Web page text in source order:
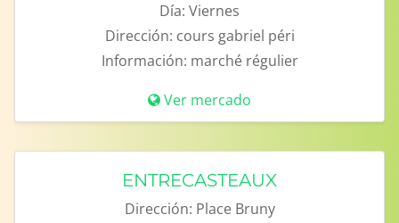
Día: Viernes
Dirección: cours gabriel péri
Información: marché régulier
Ver mercado
ENTRECASTEAUX
Dirección: Place Bruny